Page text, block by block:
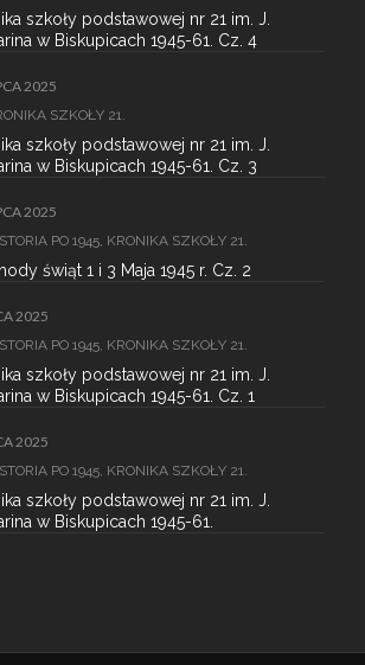
szkoły podstawowej nr 21 im. J.
w Biskupicach 1945-61. Cz. 4
2025
SZKOŁY 21.
szkoły podstawowej nr 21 im. J.
w Biskupicach 1945-61. Cz. 3
2025
PO 1945, KRONIKA SZKOŁY 21.
świąt 1 i 3 Maja 1945 r. Cz. 2
2025
PO 1945, KRONIKA SZKOŁY 21.
szkoły podstawowej nr 21 im. J.
w Biskupicach 1945-61. Cz. 1
2025
PO 1945, KRONIKA SZKOŁY 21.
szkoły podstawowej nr 21 im. J.
w Biskupicach 1945-61.